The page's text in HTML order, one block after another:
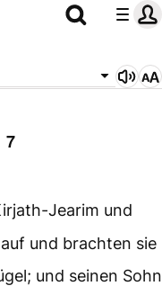
7
Jearim und
und brachten sie
und seinen Sohn